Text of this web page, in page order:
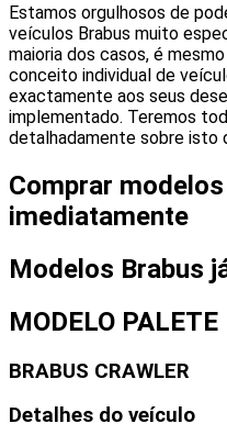
Estamos orgulhosos de
veículos Brabus muito
maioria dos casos, é
conceito individual de
exactamente aos seus
implementado. Teremos
detalhadamente sobre isto
Comprar
imediatamente
Modelos Brabus
MODELO PALETE
BRABUS CRAWLER
Detalhes do veículo